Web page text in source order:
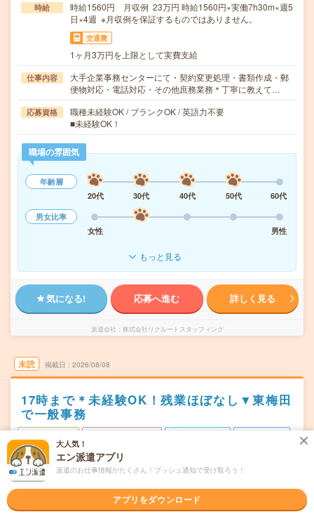
時給
時給1560円 月収例 23万円 時給1560円×実働7h30m×週5
日×4週 ※月収例を保証するものではありません。
交通費
1ヶ月3万円を上限として実費支給
仕事内容
大手企業事務センターにて・契約変更処理・書類作成・郵
便物対応・電話対応・その他庶務業務＊丁寧に教えて…
応募資格
職種未経験OK / ブランクOK / 英語力不要
■未経験OK！
職場の雰囲気
年齢層
20代
30代 40代 50代
60代
男女比率
女性
男性
もっと見る
気になる! 応募へ進む 詳しく見る
派遣会社 株式会社リクルートスタッフィング
未読 掲載日 2026/08/08
17時まで＊未経験OK！残業ほぼなし▼東梅田
で一般事務
派遣
勤務地
大阪市北区
東梅田駅から徒歩1分／梅田(地下鉄)駅から徒歩2分／大阪
駅から---分／西梅田駅から---分／大阪梅田(阪神線)駅から--
-分
大人気！
エン派遣アプリ
派遣のお仕事情報がたくさん！プッシュ通知で受け取ろう！
アプリをダウンロード